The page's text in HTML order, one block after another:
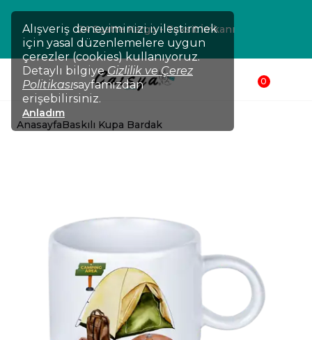
Alışveriş deneyiminizi iyileştirmek
için yasal düzenlemelere uygun
çerezler (cookies) kullanıyoruz.
Detaylı bilgiye Gizlilik ve Çerez
Politikasısayfamızdan
erişebilirsiniz.
Anladım
24 Saatte Kargo - Taksit İmkanı
0
AnasayfaBaskılı Kupa Bardak